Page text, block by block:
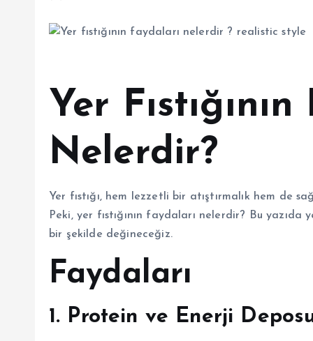
Yer
Nelerdir?
Yer fıstığı, hem lezzetli bir atıştırmalık hem de
Peki, yer fıstığının faydaları nelerdir? Bu yazıda
bir şekilde değineceğiz.
Faydaları
1. Protein ve Enerji